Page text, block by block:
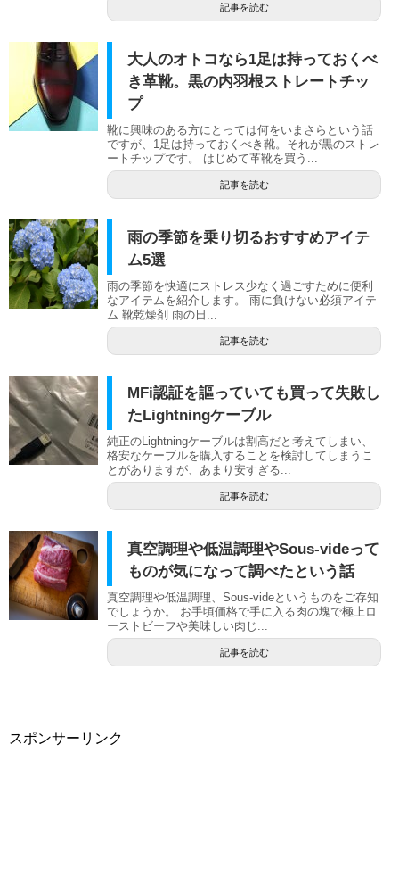
記事を読む
大人のオトコなら1足は持っておくべ
き革靴。黒の内羽根ストレートチッ
プ
靴に興味のある方にとっては何をいまさらという話
ですが、1足は持っておくべき靴。それが黒のストレ
ートチップです。 はじめて革靴を買う...
記事を読む
雨の季節を乗り切るおすすめアイテ
ム5選
雨の季節を快適にストレス少なく過ごすために便利
なアイテムを紹介します。 雨に負けない必須アイテ
ム 靴乾燥剤 雨の日...
記事を読む
MFi認証を謳っていても買って失敗し
たLightningケーブル
純正のLightningケーブルは割高だと考えてしまい、
格安なケーブルを購入することを検討してしまうこ
とがありますが、あまり安すぎる...
記事を読む
真空調理や低温調理やSous-videって
ものが気になって調べたという話
真空調理や低温調理、Sous-videというものをご存知
でしょうか。 お手頃価格で手に入る肉の塊で極上ロ
ーストビーフや美味しい肉じ...
記事を読む
スポンサーリンク